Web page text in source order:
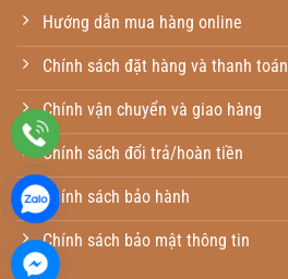
Hướng dẫn mua hàng online
Chính sách đặt hàng và thanh toán
Chính vận chuyển và giao hàng
Chính sách đổi trả/hoàn tiền
Chính sách bảo hành
Chính sách bảo mật thông tin